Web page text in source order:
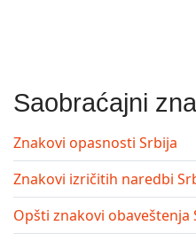
Saobraćajni
Znakovi opasnosti Srbija
Znakovi izričitih naredbi
Opšti znakovi obaveštenja